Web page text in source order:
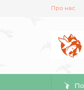
Про нас